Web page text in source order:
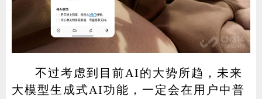
不过考虑到目前AI的大势所趋，未来
大模型生成式AI功能，一定会在用户中普